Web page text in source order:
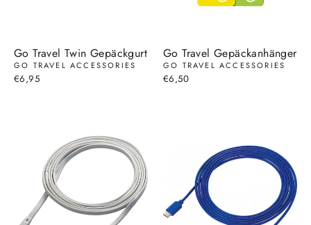
Go Travel Twin Gepäckgurt
GO TRAVEL ACCESSORIES
€6,95
Go Travel Gepäckanhänger
GO TRAVEL ACCESSORIES
€6,50